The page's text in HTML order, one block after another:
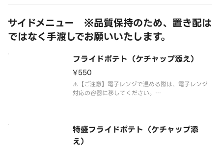
サイドメニュー ※品質保持のため、置き配は
ではなく手渡しでお願いいたします。
フライドポテト（ケチャップ添え）
¥550
⚠️【ご注意】電子レンジで温める際は、電子レンジ
対応の容器に移してください。
アレルギー情報は【かっぱ寿司】ホームページをご
確認くだ
特盛フライドポテト（ケチャップ添
え）